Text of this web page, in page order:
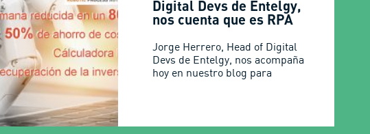
Digital Devs de Entelgy,
nos cuenta que es RPA
Jorge Herrero, Head of Digital
Devs de Entelgy, nos acompaña
hoy en nuestro blog para